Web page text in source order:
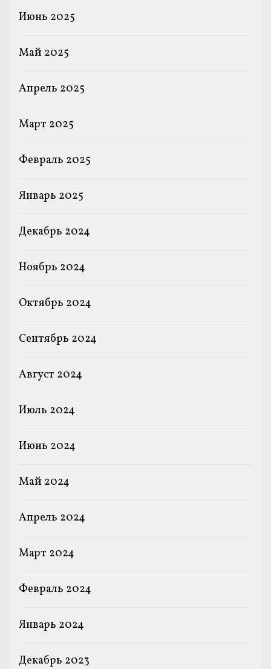
Июнь 2025
Май 2025
Апрель 2025
Март 2025
Февраль 2025
Январь 2025
Декабрь 2024
Ноябрь 2024
Октябрь 2024
Сентябрь 2024
Август 2024
Июль 2024
Июнь 2024
Май 2024
Апрель 2024
Март 2024
Февраль 2024
Январь 2024
Декабрь 2023